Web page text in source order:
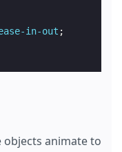
in-out ;
objects animate to